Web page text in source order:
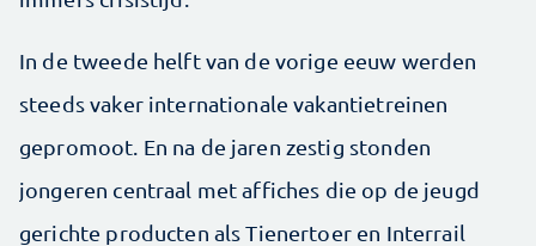
In de tweede helft van de vorige eeuw werden
steeds vaker internationale vakantietreinen
gepromoot. En na de jaren zestig stonden
jongeren centraal met affiches die op de jeugd
gerichte producten als Tienertoer en Interrail